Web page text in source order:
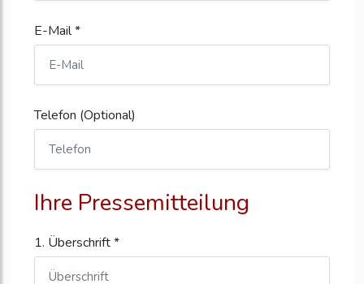
E-Mail *
Telefon (Optional)
Ihre Pressemitteilung
1. Überschrift *